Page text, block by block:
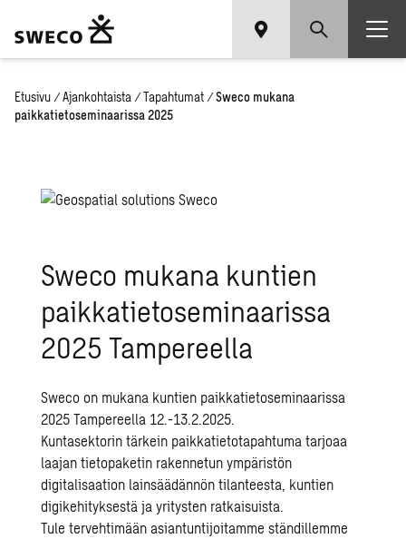
Etusivu / Ajankohtaista / Tapahtumat / Sweco mukana
paikkatietoseminaarissa 2025
Sweco mukana kuntien
paikkatietoseminaarissa
2025 Tampereella
Sweco on mukana kuntien paikkatietoseminaarissa
2025 Tampereella 12.-13.2.2025.
Kuntasektorin tärkein paikkatietotapahtuma tarjoaa
laajan tietopaketin rakennetun ympäristön
digitalisaation lainsäädännön tilanteesta, kuntien
digikehityksestä ja yritysten ratkaisuista.
Tule tervehtimään asiantuntijoitamme ständillemme